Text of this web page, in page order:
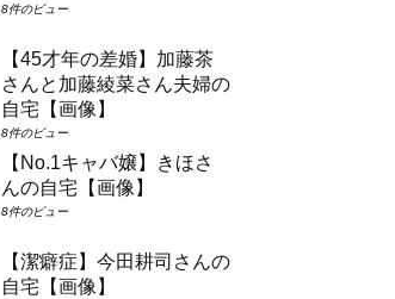
8件のビュー
【45才年の差婚】加藤茶
さんと加藤綾菜さん夫婦の
自宅【画像】
8件のビュー
【No.1キャバ嬢】きほさ
んの自宅【画像】
8件のビュー
【潔癖症】今田耕司さんの
自宅【画像】